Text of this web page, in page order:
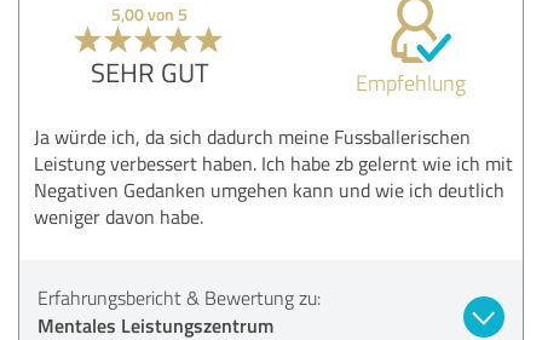
5,00 von 5
SEHR GUT Empfehlung
Ja würde ich, da sich dadurch meine Fussballerischen
Leistung verbessert haben. Ich habe zb gelernt wie ich mit
Negativen Gedanken umgehen kann und wie ich deutlich
weniger davon habe.
Erfahrungsbericht & Bewertung zu:
Mentales Leistungszentrum